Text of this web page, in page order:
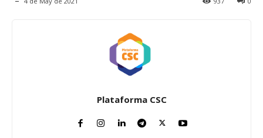
Plataforma CSC